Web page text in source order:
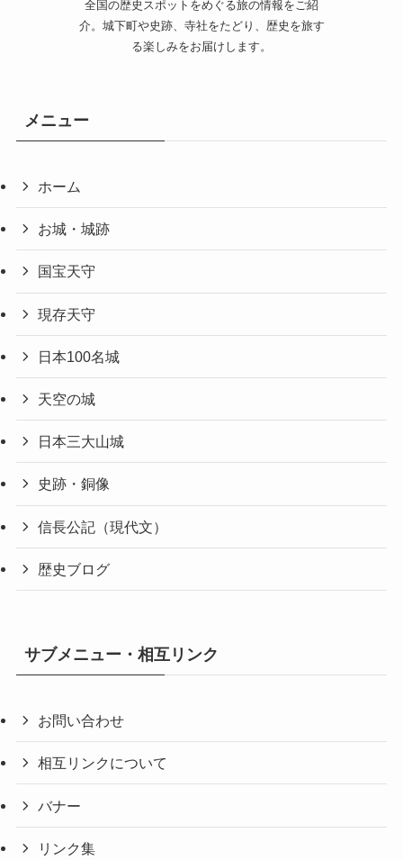
全国の歴史スポットをめぐる旅の情報をご紹
介。城下町や史跡、寺社をたどり、歴史を旅す
る楽しみをお届けします。
メニュー
ホーム
お城・城跡
国宝天守
現存天守
日本100名城
天空の城
日本三大山城
史跡・銅像
信長公記（現代文）
歴史ブログ
サブメニュー・相互リンク
お問い合わせ
相互リンクについて
バナー
リンク集